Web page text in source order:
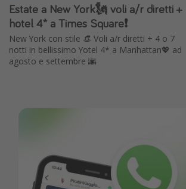
Festività del 2026
Città più visitate
Estate a New York🗽 voli a/r diretti +
hotel 4* a Times Square❗️
New York con stile 👒 Voli a/r diretti + 4 o 7
notti in bellissimo Yotel 4* a Manhattan💖 ad
agosto e settembre 🌆